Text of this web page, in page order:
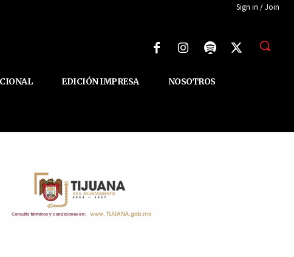
Sign in / Join
EDICIÓN IMPRESA NOSOTROS